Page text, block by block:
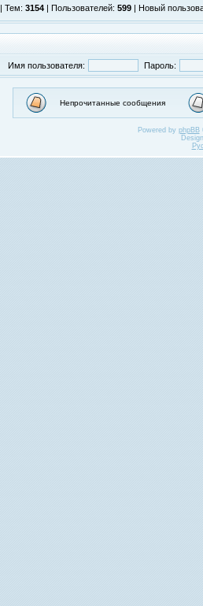
| Тем: 3154 | Пользователей: 599 | Новый
Имя пользователя: Пароль:
Непрочитанные сообщения
Powered by phpBB